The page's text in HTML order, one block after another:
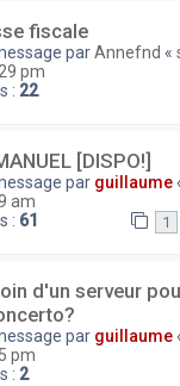
fiscale
parAnnefnd «
pm
: 22
[DISPO!]
par guillaume
am
: 61 1
d'un serveur
par guillaume
pm
: 2